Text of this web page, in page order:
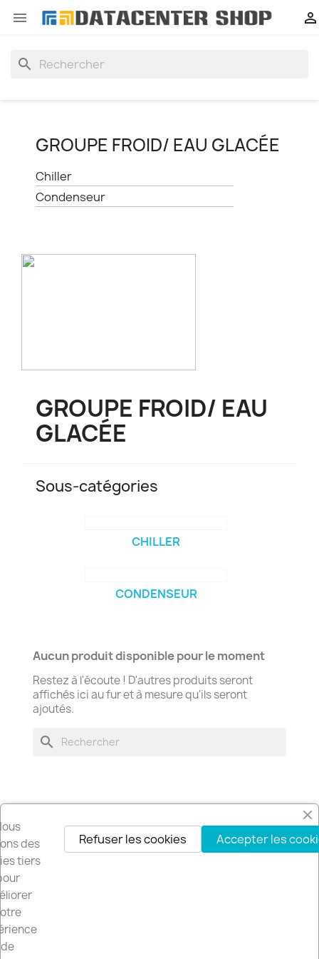
 
search
GROUPE FROID/ EAU GLACÉE
Chiller
Condenseur
GROUPE FROID/ EAU
GLACÉE
Sous-catégories
CHILLER
CONDENSEUR
Aucun produit disponible pour le moment
Restez à l'écoute ! D'autres produits seront
affichés ici au fur et à mesure qu'ils seront
ajoutés.
search
Recevez nos offres spéciales
Vous pouvez vous désinscrire à tout moment. Vous trouverez pour cela
des
tiers
de
Accepter les
Refuser les cookies